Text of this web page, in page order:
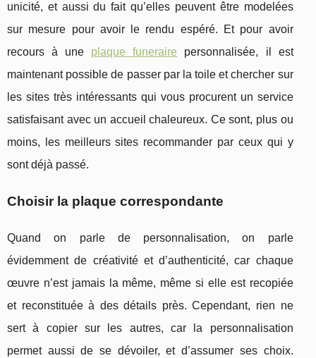
unicité, et aussi du fait qu’elles peuvent être modelées
sur mesure pour avoir le rendu espéré. Et pour avoir
recours à une plaque funeraire personnalisée, il est
maintenant possible de passer par la toile et chercher sur
les sites très intéressants qui vous procurent un service
satisfaisant avec un accueil chaleureux. Ce sont, plus ou
moins, les meilleurs sites recommander par ceux qui y
sont déjà passé.
Choisir la plaque correspondante
Quand on parle de personnalisation, on parle
évidemment de créativité et d’authenticité, car chaque
œuvre n’est jamais la même, même si elle est recopiée
et reconstituée à des détails près. Cependant, rien ne
sert à copier sur les autres, car la personnalisation
permet aussi de se dévoiler, et d’assumer ses choix.